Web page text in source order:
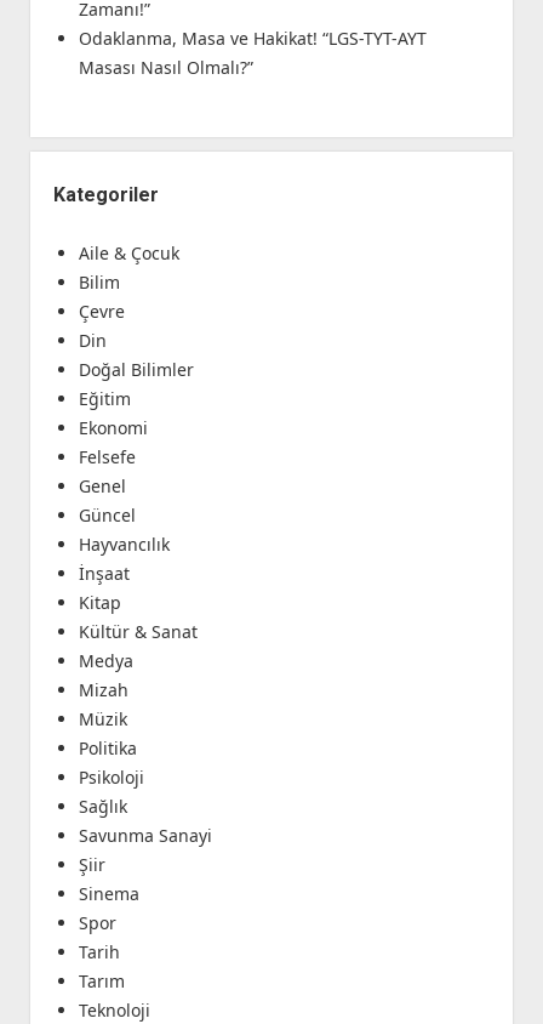
Zamanı!”
Odaklanma, Masa ve Hakikat! “LGS-TYT-AYT
Masası Nasıl Olmalı?”
Kategoriler
Aile & Çocuk
Bilim
Çevre
Din
Doğal Bilimler
Eğitim
Ekonomi
Felsefe
Genel
Güncel
Hayvancılık
İnşaat
Kitap
Kültür & Sanat
Medya
Mizah
Müzik
Politika
Psikoloji
Sağlık
Savunma Sanayi
Şiir
Sinema
Spor
Tarih
Tarım
Teknoloji